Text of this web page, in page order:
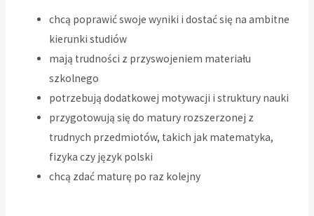
chcą poprawić swoje wyniki i dostać się na ambitne
kierunki studiów
mają trudności z przyswojeniem materiału
szkolnego
potrzebują dodatkowej motywacji i struktury nauki
przygotowują się do matury rozszerzonej z
trudnych przedmiotów, takich jak matematyka,
fizyka czy język polski
chcą zdać maturę po raz kolejny